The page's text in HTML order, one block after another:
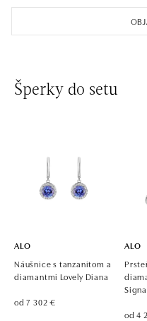
Pařížská 1076/7, 110 00
Chlumecká 765/6, 198 19
ALO diamonds,
Roztylská 2321/19, 148 00
tel.: +420 773 585 559,
Šperky do setu
ALO
Náušnice s tanzanitom a
diamantmi Lovely Diana
od 7 302 €
ALO
od 4